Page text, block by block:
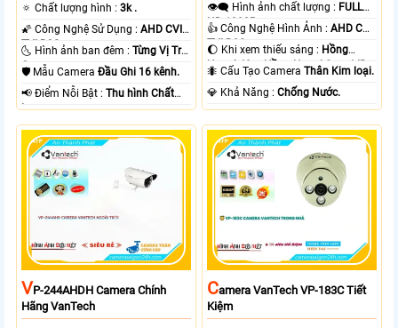
🔅 Chất lượng hình :3k .
🌠 Công Nghệ Sử Dụng :AHD CVI
TVI BCS.
🌜 Hình ảnh ban đêm :Từng Vị Trí
Camera .
🛡 Mẫu CameraĐầu Ghi 16 kênh.
️📢 Điểm Nỗi Bật :Thu hình Chất
Lượng.
👁️‍🗨 Hình ảnh chất lượng : FULL
HD 1080P .
👍 Công Nghệ Hình Ảnh :AHD CVI
TVI BCS.
🌔 Khi xem thiếu sáng : Hồng
Ngoại 40m Hồng Ngoại Smart IR.
🐜 Cấu Tạo CameraThân Kim loại.
️💎 Khả Năng :Chống Nước.
VP-244AHDH Camera Chính
Hãng VanTech
CAmera VanTech VP-183C Tiết
Kiệm